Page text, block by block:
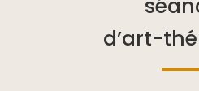
d’art-